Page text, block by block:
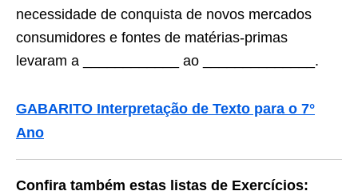
necessidade de conquista de novos mercados
consumidores e fontes de matérias-primas
levaram a ____________ ao ______________.
GABARITO Interpretação de Texto para o 7°
Ano
Confira também estas listas de Exercícios: